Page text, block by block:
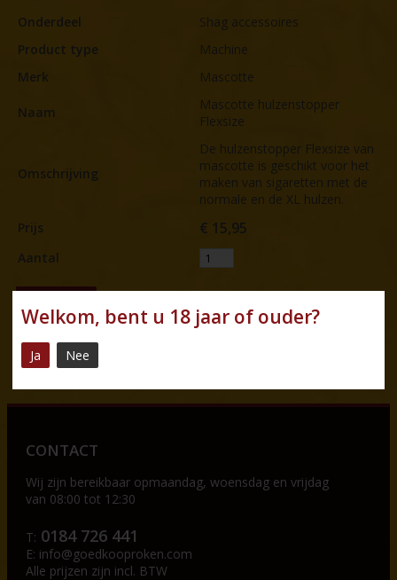
Onderdeel
Shag accessoires
Product type
Machine
Merk
Mascotte
Naam
Mascotte hulzenstopper
Flexsize
Omschrijving
De hulzenstopper Flexsize van
mascotte is geschikt voor het
maken van sigaretten met de
normale en de XL hulzen.
Prijs
€ 15,95
Aantal
CONTACT
Wij zijn bereikbaar opmaandag, woensdag en vrijdag
van 08:00 tot 12:30
T: 0184 726 441
E: info@goedkooproken.com
Alle prijzen zijn incl. BTW
Welkom, bent u 18 jaar of ouder?
Ja Nee